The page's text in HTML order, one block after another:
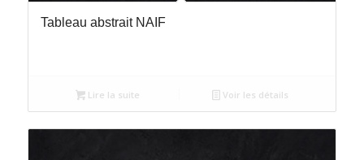
Tableau abstrait NAIF
Lire la suite Voir les détails